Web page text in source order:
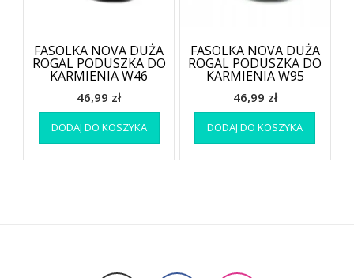
FASOLKA NOVA DUŻA
ROGAL PODUSZKA DO
KARMIENIA W46
46,99 zł
DODAJ DO KOSZYKA
FASOLKA NOVA DUŻA
ROGAL PODUSZKA DO
KARMIENIA W95
46,99 zł
DODAJ DO KOSZYKA